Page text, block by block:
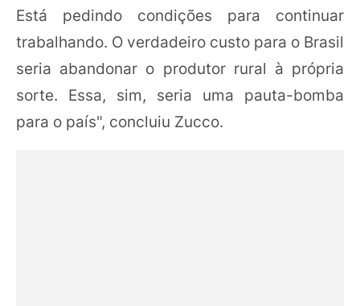
Está pedindo condições para continuar
trabalhando. O verdadeiro custo para o Brasil
seria abandonar o produtor rural à própria
sorte. Essa, sim, seria uma pauta-bomba
para o país", concluiu Zucco.